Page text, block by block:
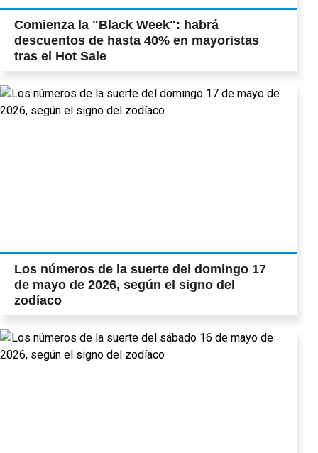
Comienza la "Black Week": habrá
descuentos de hasta 40% en mayoristas
tras el Hot Sale
Los números de la suerte del domingo 17
de mayo de 2026, según el signo del
zodíaco